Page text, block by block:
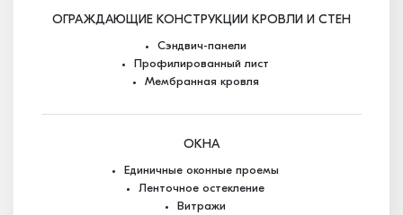
ОГРАЖДАЮЩИЕ КОНСТРУКЦИИ КРОВЛИ И СТЕН
Сэндвич-панели
Профилированный лист
Мембранная кровля
ОКНА
Единичные оконные проемы
Ленточное остекление
Витражи